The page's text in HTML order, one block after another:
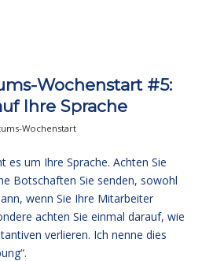
Wochenstart #5:
Ihre Sprache
Wochenstart
es um Ihre Sprache. Achten Sie
Botschaften Sie senden, sowohl
wenn Sie Ihre Mitarbeiter
achten Sie einmal darauf, wie
verlieren. Ich nenne dies